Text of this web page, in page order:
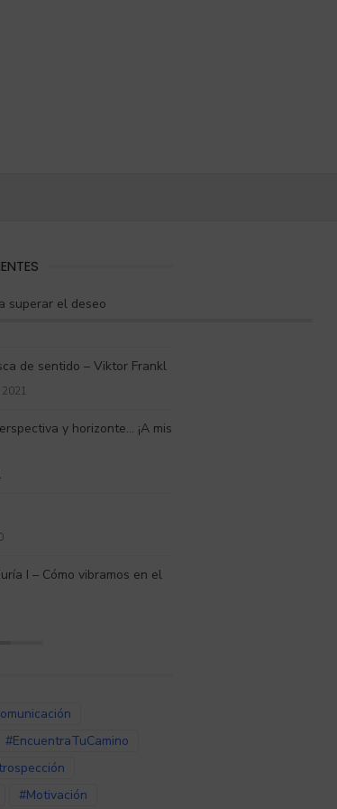
superar el deseo
de sentido – Viktor Frankl
2021
y horizonte… ¡A mis
I – Cómo vibramos en el
#EncuentraTuCamino
#Motivación